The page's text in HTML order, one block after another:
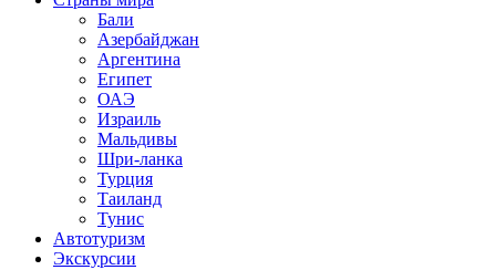
Бали
Азербайджан
Аргентина
Египет
ОАЭ
Израиль
Мальдивы
Шри-ланка
Турция
Таиланд
Тунис
Автотуризм
Экскурсии